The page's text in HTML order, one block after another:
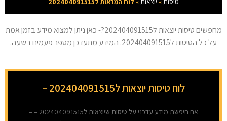
מחפשים טיסות יוצאות ל202404091515?- כאן ניתן למצוא מידע בזמן אמת
על כל הטיסות ל202404091515. המידע מתעדכן מספר פעמים בשעה.
לוח טיסות יוצאות ל202404091515 –
אם חיפשת מידע עדכני על טיסות שיוצאות ל202404091515 – –